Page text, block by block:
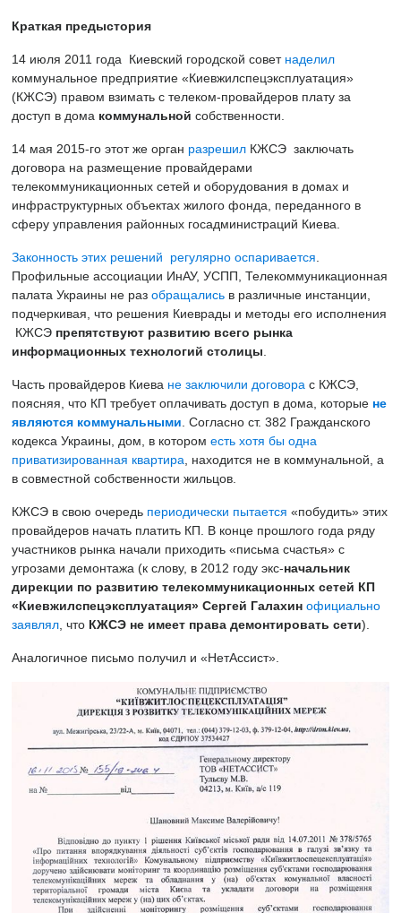
Краткая предыстория
14 июля 2011 года Киевский городской совет наделил
коммунальное предприятие «Киевжилспецэксплуатация»
(КЖСЭ) правом взимать с телеком-провайдеров плату за
доступ в дома коммунальной собственности.
14 мая 2015-го этот же орган разрешил КЖСЭ заключать
договора на размещение провайдерами
телекоммуникационных сетей и оборудования в домах и
инфраструктурных объектах жилого фонда, переданного в
сферу управления районных госадминистраций Киева.
Законность этих решений регулярно оспаривается.
Профильные ассоциации ИнАУ, УСПП, Телекоммуникационная
палата Украины не раз обращались в различные инстанции,
подчеркивая, что решения Киеврады и методы его исполнения
КЖСЭ препятствуют развитию всего рынка
информационных технологий столицы.
Часть провайдеров Киева не заключили договора с КЖСЭ,
поясняя, что КП требует оплачивать доступ в дома, которые не
являются коммунальными. Согласно ст. 382 Гражданского
кодекса Украины, дом, в котором есть хотя бы одна
приватизированная квартира, находится не в коммунальной, а
в совместной собственности жильцов.
КЖСЭ в свою очередь периодически пытается «побудить» этих
провайдеров начать платить КП. В конце прошлого года ряду
участников рынка начали приходить «письма счастья» с
угрозами демонтажа (к слову, в 2012 году экс-начальник
дирекции по развитию телекоммуникационных сетей КП
«Киевжилспецэксплуатация» Сергей Галахин официально
заявлял, что КЖСЭ не имеет права демонтировать сети).
Аналогичное письмо получил и «НетАссист».